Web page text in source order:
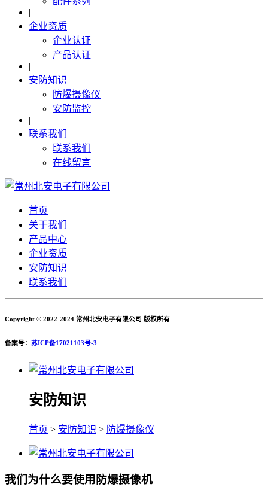
|
企业资质
企业认证
产品认证
|
安防知识
防爆摄像仪
安防监控
|
联系我们
联系我们
在线留言
首页
关于我们
产品中心
企业资质
安防知识
联系我们
Copyright © 2022-2024 常州北安电子有限公司 版权所有
备案号： 苏ICP备17021103号-3
安防知识
首页 > 安防知识 > 防爆摄像仪
我们为什么要使用防爆摄像机